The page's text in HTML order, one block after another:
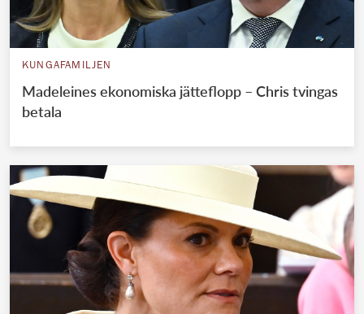
KUNGAFAMILJEN
Madeleines ekonomiska jätteflopp – Chris tvingas
betala